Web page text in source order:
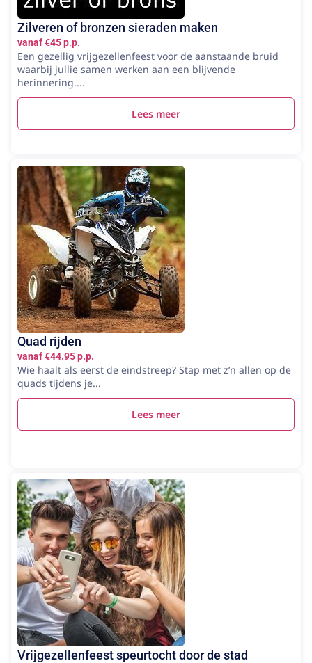
Zilveren of bronzen sieraden maken
vanaf €45 p.p.
Een gezellig vrijgezellenfeest voor de aanstaande bruid
waarbij jullie samen werken aan een blijvende
herinnering....
Lees meer
Quad rijden
vanaf €44.95 p.p.
Wie haalt als eerst de eindstreep? Stap met z’n allen op de
quads tijdens je...
Lees meer
Vrijgezellenfeest speurtocht door de stad